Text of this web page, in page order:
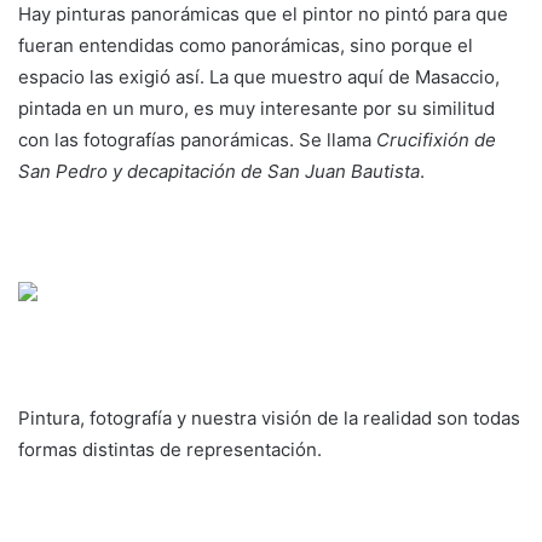
Hay pinturas panorámicas que el pintor no pintó para que
fueran entendidas como panorámicas, sino porque el
espacio las exigió así. La que muestro aquí de Masaccio,
pintada en un muro, es muy interesante por su similitud
con las fotografías panorámicas. Se llama Crucifixión de
San Pedro y decapitación de San Juan Bautista.
Pintura, fotografía y nuestra visión de la realidad son todas
formas distintas de representación.